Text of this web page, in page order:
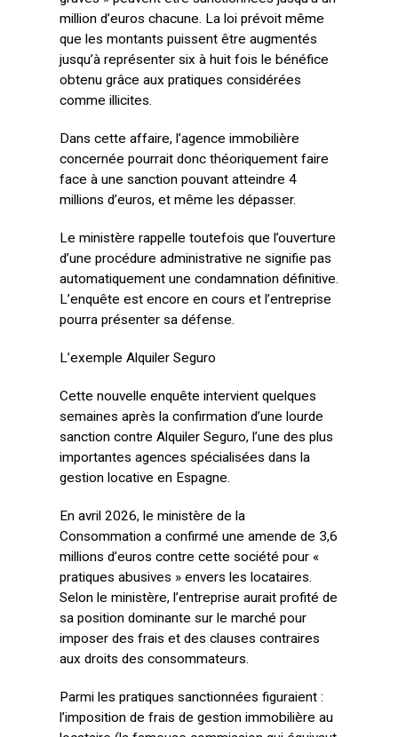
million d’euros chacune. La loi prévoit même
que les montants puissent être augmentés
jusqu’à représenter six à huit fois le bénéfice
obtenu grâce aux pratiques considérées
comme illicites.
Dans cette affaire, l’agence immobilière
concernée pourrait donc théoriquement faire
face à une sanction pouvant atteindre 4
millions d’euros, et même les dépasser.
Le ministère rappelle toutefois que l’ouverture
d’une procédure administrative ne signifie pas
automatiquement une condamnation définitive.
L’enquête est encore en cours et l’entreprise
pourra présenter sa défense.
L’exemple Alquiler Seguro
Cette nouvelle enquête intervient quelques
semaines après la confirmation d’une lourde
sanction contre Alquiler Seguro, l’une des plus
importantes agences spécialisées dans la
gestion locative en Espagne.
En avril 2026, le ministère de la
Consommation a confirmé une amende de 3,6
millions d’euros contre cette société pour «
pratiques abusives » envers les locataires.
Selon le ministère, l’entreprise aurait profité de
sa position dominante sur le marché pour
imposer des frais et des clauses contraires
aux droits des consommateurs.
Parmi les pratiques sanctionnées figuraient :
l’imposition de frais de gestion immobilière au